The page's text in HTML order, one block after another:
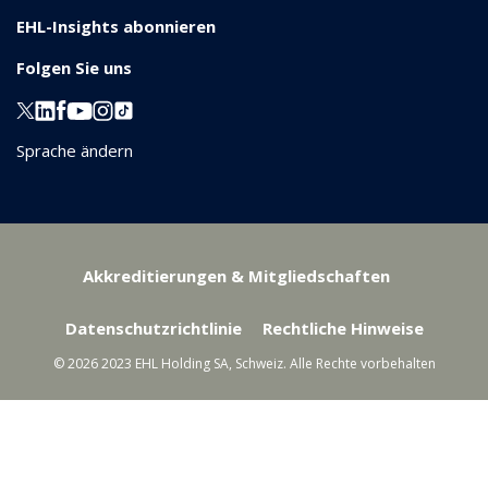
EHL-Insights abonnieren
Folgen Sie uns
Sprache ändern
Akkreditierungen & Mitgliedschaften
Datenschutzrichtlinie Rechtliche Hinweise
© 2026 2023 EHL Holding SA, Schweiz. Alle Rechte vorbehalten